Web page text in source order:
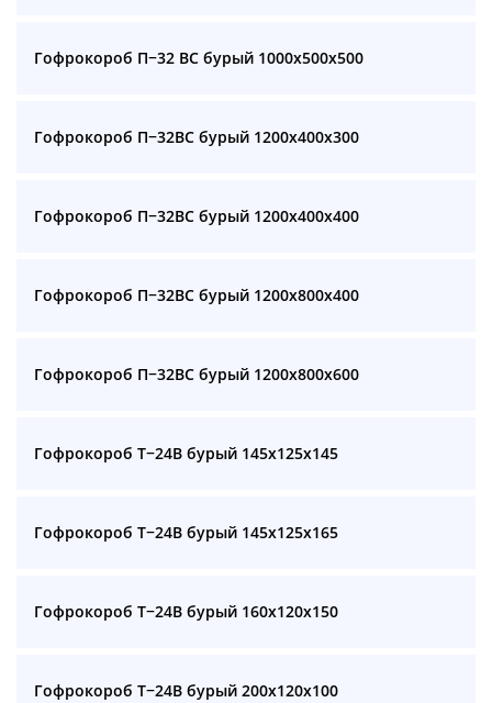
Гофрокороб П−32 BC бурый 1000x500x500
Гофрокороб П−32BC бурый 1200x400x300
Гофрокороб П−32BC бурый 1200x400x400
Гофрокороб П−32BC бурый 1200x800x400
Гофрокороб П−32BC бурый 1200x800x600
Гофрокороб Т−24B бурый 145x125x145
Гофрокороб Т−24B бурый 145x125x165
Гофрокороб Т−24B бурый 160x120x150
Гофрокороб Т−24B бурый 200x120x100